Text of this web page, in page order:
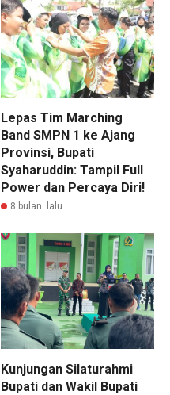
Lepas Tim Marching
Band SMPN 1 ke Ajang
Provinsi, Bupati
Syaharuddin: Tampil Full
Power dan Percaya Diri!
8 bulan lalu
Kunjungan Silaturahmi
Bupati dan Wakil Bupati